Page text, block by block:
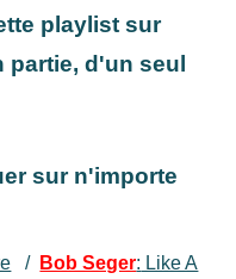
playlist sur
partie, d'un seul
sur n'importe
/ Bob Seger: Like A